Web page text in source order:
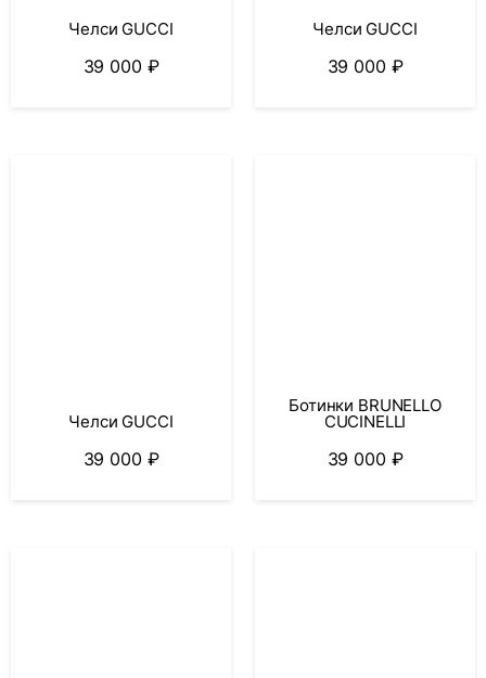
Челси GUCCI
39 000 ₽
Челси GUCCI
39 000 ₽
Челси GUCCI
39 000 ₽
Ботинки BRUNELLO
CUCINELLI
39 000 ₽